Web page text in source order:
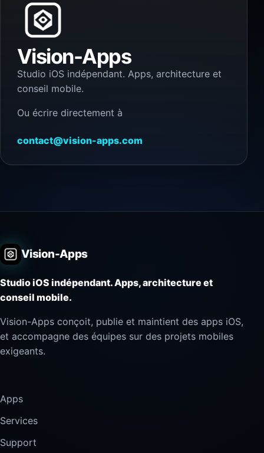
Vision-Apps
Studio iOS indépendant. Apps, architecture et
conseil mobile.
Ou écrire directement à
contact@vision-apps.com
Vision-Apps
Studio iOS indépendant. Apps, architecture et
conseil mobile.
Vision-Apps conçoit, publie et maintient des apps iOS,
et accompagne des équipes sur des projets mobiles
exigeants.
Apps
Services
Support